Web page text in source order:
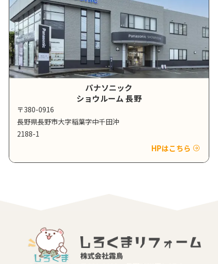
パナソニック
ショウルーム 長野
〒380-0916
長野県長野市大字稲葉字中千田沖
2188-1
HPはこちら